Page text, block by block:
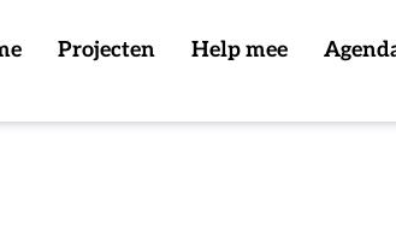
Projecten Help mee